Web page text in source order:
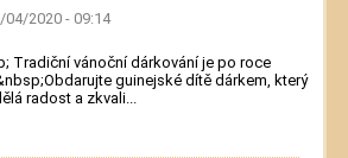
04/2020 - 09:14
Tradiční vánoční dárkování je po roce
guinejské dítě dárkem, který
radost a zkvali...